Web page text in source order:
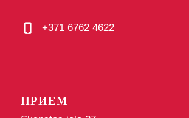
+371 6762 4622
ПРИЕМ